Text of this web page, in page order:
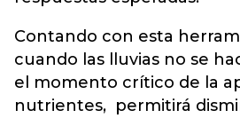
Contando con esta
cuando las lluvias no se
el momento crítico de la
nutrientes, permitirá